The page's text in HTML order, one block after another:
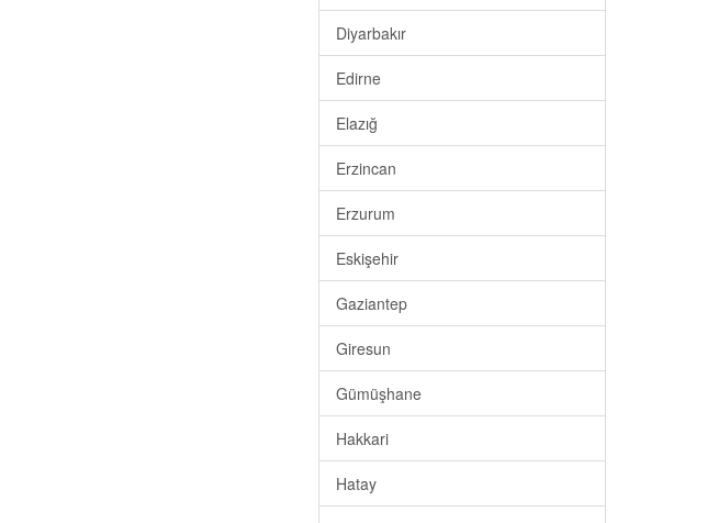
Diyarbakır
Edirne
Elazığ
Erzincan
Erzurum
Eskişehir
Gaziantep
Giresun
Gümüşhane
Hakkari
Hatay